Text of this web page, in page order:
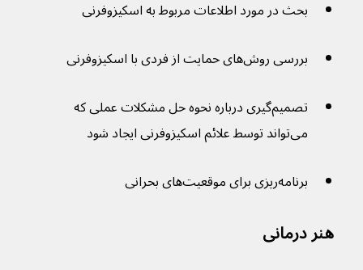
بحث در مورد اطلاعات مربوط به اسکیزوفرنی
بررسی روش‌های حمایت از فردی با اسکیزوفرنی
تصمیم‌گیری درباره نحوه حل مشکلات عملی که
می‌تواند توسط علائم اسکیزوفرنی ایجاد شود
برنامه‌ریزی برای موقعیت‌های بحرانی
هنر درمانی